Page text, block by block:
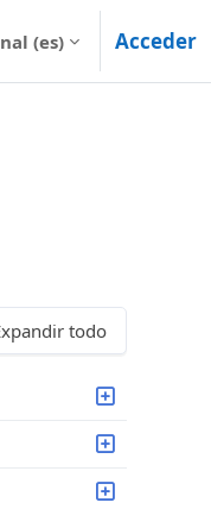
‎(es)‎ Acceder
todo